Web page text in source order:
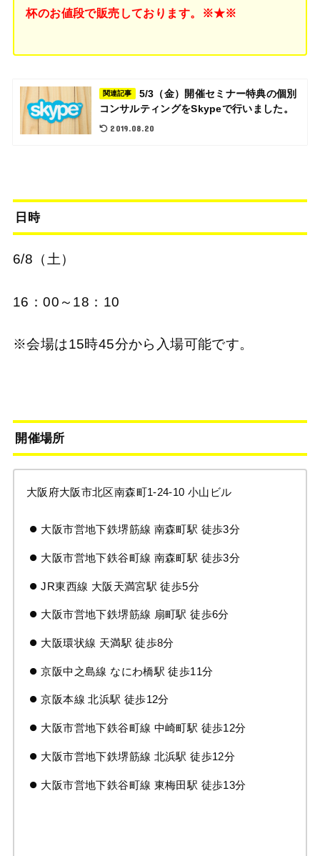
杯のお値段で販売しております。※★※
関連記事
5/3（金）開催セミナー特典の個別
コンサルティングをSkypeで行いました。
2019.08.20
日時
6/8（土）
16：00～18：10
※会場は15時45分から入場可能です。
開催場所
大阪府大阪市北区南森町1-24-10 小山ビル
大阪市営地下鉄堺筋線 南森町駅 徒歩3分
大阪市営地下鉄谷町線 南森町駅 徒歩3分
JR東西線 大阪天満宮駅 徒歩5分
大阪市営地下鉄堺筋線 扇町駅 徒歩6分
大阪環状線 天満駅 徒歩8分
京阪中之島線 なにわ橋駅 徒歩11分
京阪本線 北浜駅 徒歩12分
大阪市営地下鉄谷町線 中崎町駅 徒歩12分
大阪市営地下鉄堺筋線 北浜駅 徒歩12分
大阪市営地下鉄谷町線 東梅田駅 徒歩13分